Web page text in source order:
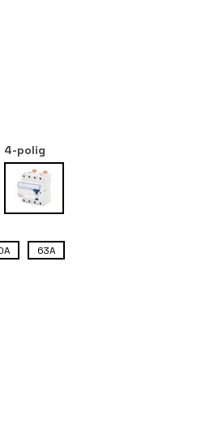
4-polig
63A